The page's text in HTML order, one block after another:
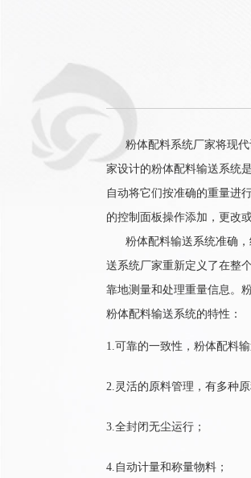
粉体配料系统厂家将现代
家设计的粉体配料输送系统
自动将它们按准确的重量进
的控制面板操作添加，更改
粉体配料输送系统准确，
送系统厂家重新定义了在整
靠地测量和处理重量信息。
粉体配料输送系统的特性：
1.可靠的一致性，粉体配料
2.灵活的原料管理，有多种
3.全封闭无尘运行；
4.自动计量和称量物料；